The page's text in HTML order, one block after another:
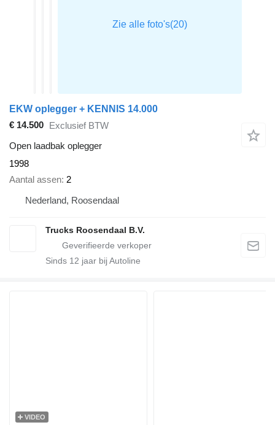
EKW oplegger + KENNIS 14.000
€ 14.500 Exclusief BTW
Open laadbak oplegger
1998
Aantal assen 2
Nederland, Roosendaal
Trucks Roosendaal B.V.
Sinds 12 jaar bij Autoline
VIDEO